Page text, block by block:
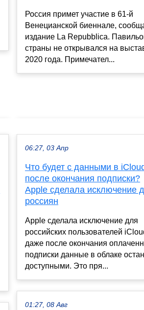
Россия примет участие в 61-й
Венецианской биеннале,
издание La Repubblica.
страны не открывался на
2020 года. Примечател...
06:27, 03 Апр
Что будет с данными в
после окончания подписки?
Apple сделала исключение
россиян
Apple сделала исключение для
российских пользователей
даже после окончания
подписки данные в облаке
доступными. Это пря...
01:27, 08 Авг